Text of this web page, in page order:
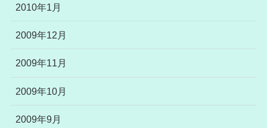
2010年1月
2009年12月
2009年11月
2009年10月
2009年9月